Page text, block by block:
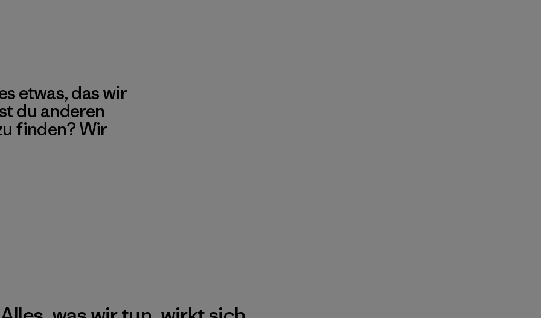
etwas, das wir
du anderen
finden? Wir